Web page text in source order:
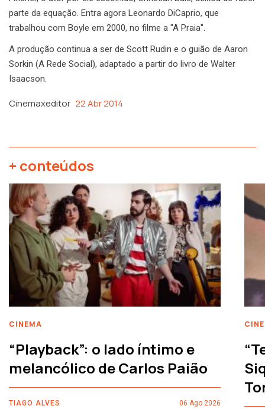
parte da equação. Entra agora Leonardo DiCaprio, que
trabalhou com Boyle em 2000, no filme a "A Praia".
A produção continua a ser de Scott Rudin e o guião de Aaron
Sorkin (A Rede Social), adaptado a partir do livro de Walter
Isaacson.
Cinemaxeditor 22 Abr 2014
+ conteúdos
CINEMA
“Playback”: o lado íntimo e
melancólico de Carlos Paião
TIAGO ALVES 06 Ago 2026